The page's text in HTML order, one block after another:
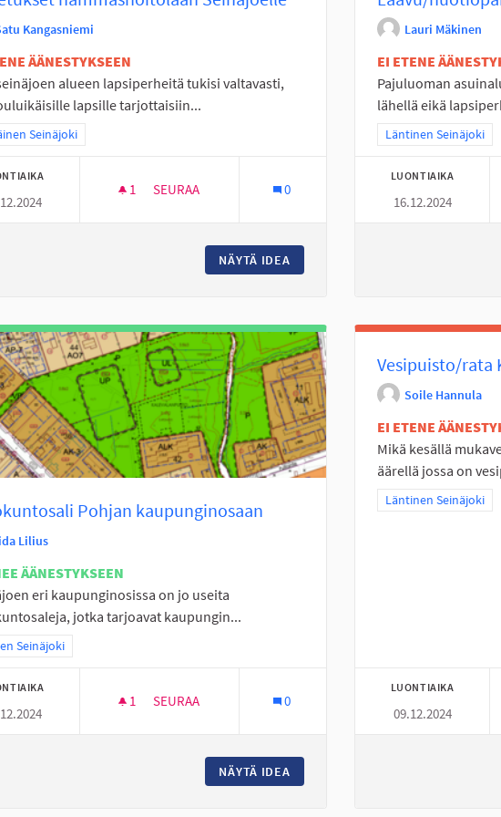
Kangasniemi
ÄÄNESTYKSEEN
alueen lapsiperheitä tukisi valtavasti,
lapsille tarjottaisiin...
tulokset teeman mukaan: Eteläinen Seinäjoki
Seinäjoki
1 1 SEURAAJA
SEURAA
KULJETUKSET HAMMASHOITOLAAN SEINÄJOELLE
0
NÄYTÄ IDEA
Lauri Mäkinen
EI ETENE
Pajuluoman
lähellä eikä
Rajaa tulokset
Läntinen Seinäjoki
LUONTIAIKA
16.12.2024
Pohjan kaupunginosaan
Lilius
ÄÄNESTYKSEEN
eri kaupunginosissa on jo useita
jotka tarjoavat kaupungin...
tulokset teeman mukaan: Itäinen Seinäjoki
Seinäjoki
1 1 SEURAAJA
SEURAA
ULKOKUNTOSALI POHJAN KAUPUNGINOSAAN
0
NÄYTÄ IDEA
Vesipuisto/rata
Soile Hannula
EI ETENE
Mikä kesällä
äärellä jossa on
Rajaa tulokset
Läntinen Seinäjoki
LUONTIAIKA
09.12.2024